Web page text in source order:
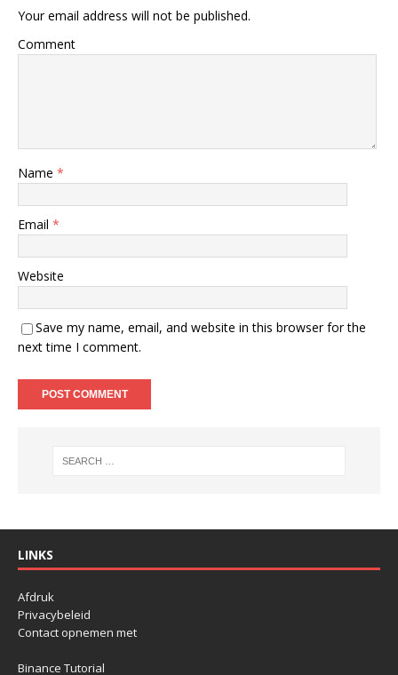
Your email address will not be published.
Comment
Name *
Email *
Website
Save my name, email, and website in this browser for the
next time I comment.
LINKS
Afdruk
Privacybeleid
Contact opnemen met
Binance Tutorial